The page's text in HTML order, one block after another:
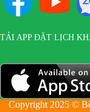
TẢI APP ĐẶT LỊCH
Copyright 2025 ©